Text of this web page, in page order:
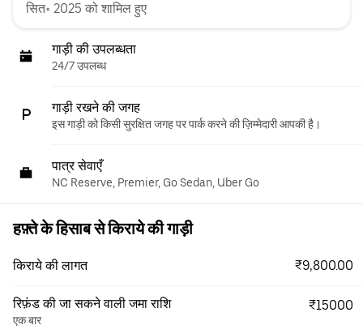
सित॰ 2025 को शामिल हुए
गाड़ी की उपलब्धता
24/7 उपलब्ध
गाड़ी रखने की जगह
इस गाड़ी को किसी सुरक्षित जगह पर पार्क करने की ज़िम्मेदारी आपकी है।
पात्र सेवाएँ
NC Reserve, Premier, Go Sedan, Uber Go
हफ़्ते के हिसाब से किराये की गाड़ी
किराये की लागत ₹9,800.00
रिफ़ंड की जा सकने वाली जमा राशि
एक बार
₹15000